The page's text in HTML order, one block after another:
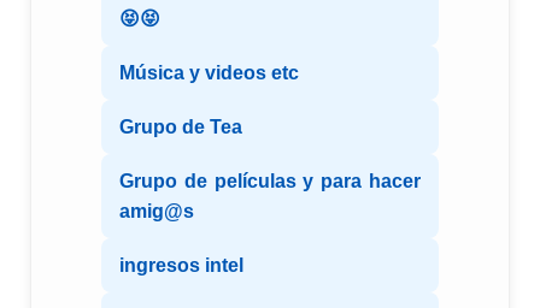
😝😝
Música y videos etc
Grupo de Tea
Grupo de películas y para hacer
amig@s
ingresos intel